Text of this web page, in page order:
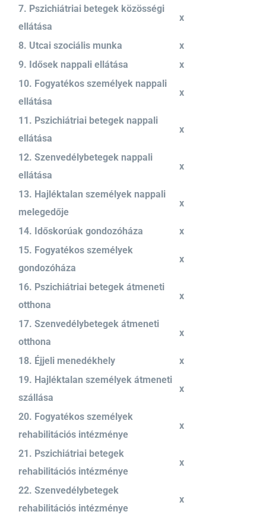
7. Pszichiátriai betegek közösségi
ellátása
x
8. Utcai szociális munka
x
9. Idősek nappali ellátása
x
10. Fogyatékos személyek nappali
ellátása
x
11. Pszichiátriai betegek nappali
ellátása
x
12. Szenvedélybetegek nappali
ellátása
x
13. Hajléktalan személyek nappali
melegedője
x
14. Időskorúak gondozóháza
x
15. Fogyatékos személyek
gondozóháza
x
16. Pszichiátriai betegek átmeneti
otthona
x
17. Szenvedélybetegek átmeneti
otthona
x
18. Éjjeli menedékhely
x
19. Hajléktalan személyek átmeneti
szállása
x
20. Fogyatékos személyek
rehabilitációs intézménye
x
21. Pszichiátriai betegek
rehabilitációs intézménye
x
22. Szenvedélybetegek
rehabilitációs intézménye
x